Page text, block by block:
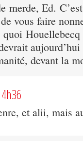
merde, Ed.
vous faire
aujourd’hui
devant la
et alii, mais